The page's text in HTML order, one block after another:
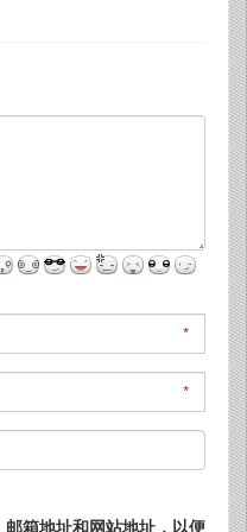
*
*
箱地址和网站地址，以便